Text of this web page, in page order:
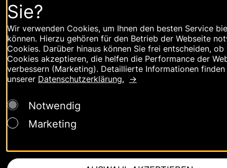
Sie?
Wir verwenden Cookies, um Ihnen den besten Service
können. Hierzu gehören für den Betrieb der Webseite
Cookies. Darüber hinaus können Sie frei entscheiden, ob
Cookies akzeptieren, die helfen die Performance der
verbessern (Marketing). Detaillierte Informationen finden
unserer Datenschutzerklärung.
Notwendig
Marketing